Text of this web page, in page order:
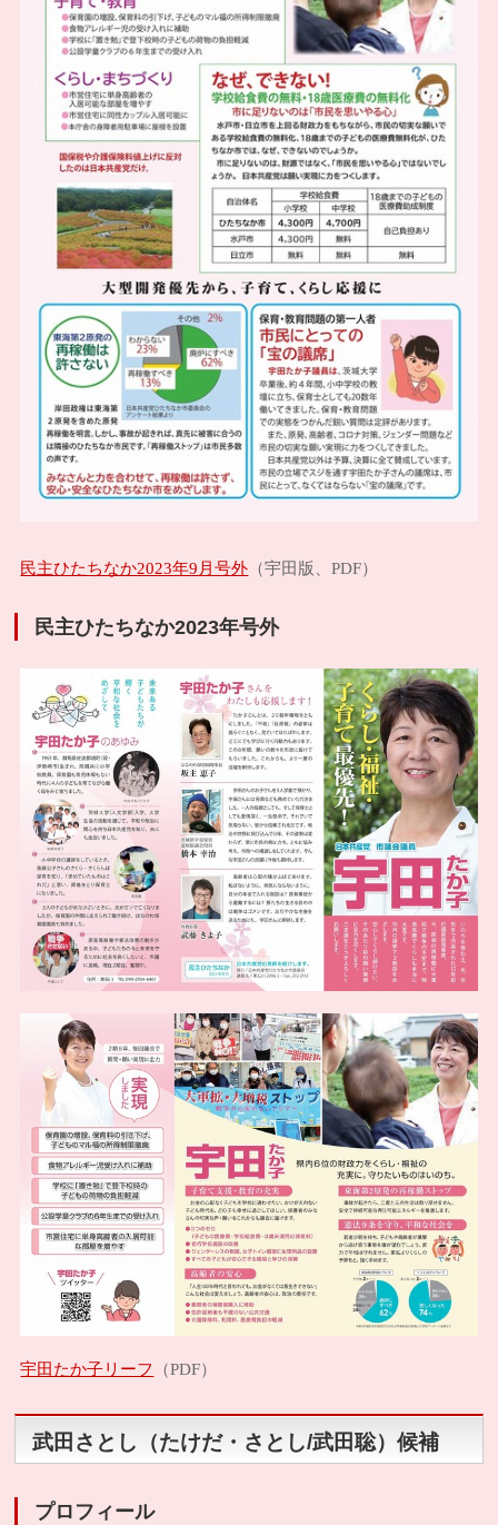
民主ひたちなか2023年9月号外 （宇田版、PDF）
民主ひたちなか2023年号外
宇田たか子リーフ （PDF）
武田さとし（たけだ・さとし/武田聡）候補
プロフィール